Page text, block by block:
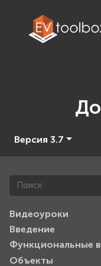
Версия 3.7
Видеоуроки
Введение
Функциональные
Объекты